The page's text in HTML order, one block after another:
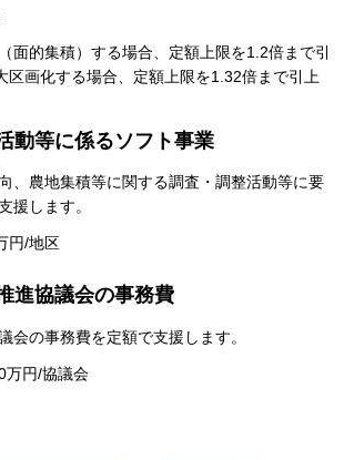
⾯的集積）する場合、定額上限を1.2倍まで引
区画化する場合、定額上限を1.32倍まで引上
等に係るソフト事業
、農地集積等に関する調査・調整活動等に要
援します。
円/地区
協議会の事務費
会の事務費を定額で⽀援します。
万円/協議会